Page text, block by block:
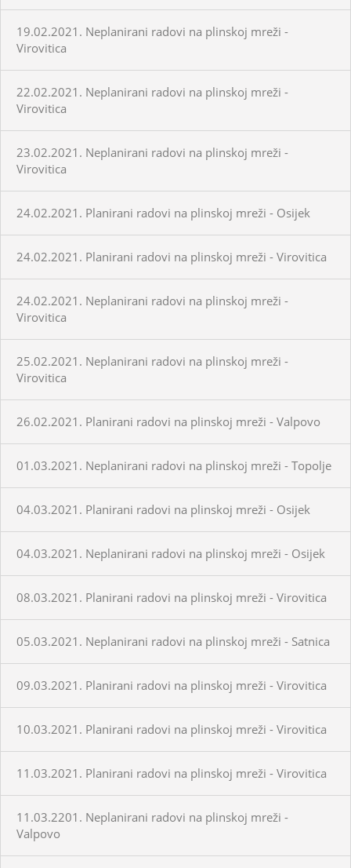
19.02.2021. Neplanirani radovi na plinskoj mreži -
Virovitica
22.02.2021. Neplanirani radovi na plinskoj mreži -
Virovitica
23.02.2021. Neplanirani radovi na plinskoj mreži -
Virovitica
24.02.2021. Planirani radovi na plinskoj mreži - Osijek
24.02.2021. Planirani radovi na plinskoj mreži - Virovitica
24.02.2021. Neplanirani radovi na plinskoj mreži -
Virovitica
25.02.2021. Neplanirani radovi na plinskoj mreži -
Virovitica
26.02.2021. Planirani radovi na plinskoj mreži - Valpovo
01.03.2021. Neplanirani radovi na plinskoj mreži - Topolje
04.03.2021. Planirani radovi na plinskoj mreži - Osijek
04.03.2021. Neplanirani radovi na plinskoj mreži - Osijek
08.03.2021. Planirani radovi na plinskoj mreži - Virovitica
05.03.2021. Neplanirani radovi na plinskoj mreži - Satnica
09.03.2021. Planirani radovi na plinskoj mreži - Virovitica
10.03.2021. Planirani radovi na plinskoj mreži - Virovitica
11.03.2021. Planirani radovi na plinskoj mreži - Virovitica
11.03.2201. Neplanirani radovi na plinskoj mreži -
Valpovo